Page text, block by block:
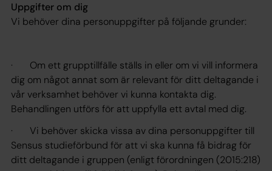
Uppgifter om dig
Vi behöver dina personuppgifter på följande grunder:
· Om ett grupptillfälle ställs in eller om vi vill informera
dig om något annat som är relevant för ditt deltagande i
vår verksamhet behöver vi kunna kontakta dig.
Behandlingen utförs för att uppfylla ett avtal med dig.
· Vi behöver skicka vissa av dina personuppgifter till
Sensus studieförbund för att vi ska kunna få bidrag för
ditt deltagande i gruppen (enligt förordningen (2015:218)